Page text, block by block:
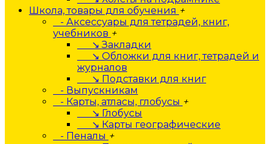
Школа, товары для обучения +
- Аксессуары для тетрадей, книг,
учебников +
↘ Закладки
↘ Обложки для книг, тетрадей и
журналов
↘ Подставки для книг
- Выпускникам
- Карты, атласы, глобусы +
↘ Глобусы
↘ Карты географические
- Пеналы +